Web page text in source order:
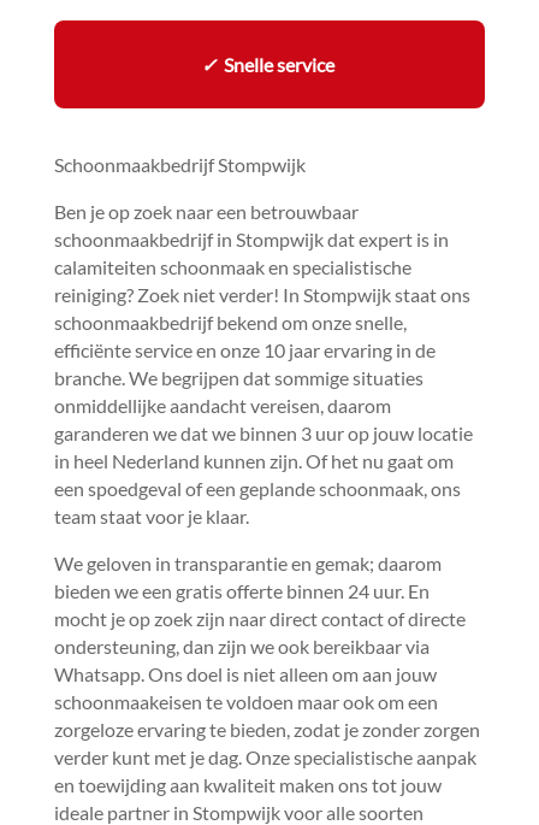
✓Snelle service
Schoonmaakbedrijf Stompwijk
Ben je op zoek naar een betrouwbaar
schoonmaakbedrijf in Stompwijk dat expert is in
calamiteiten schoonmaak en specialistische
reiniging? Zoek niet verder! In Stompwijk staat ons
schoonmaakbedrijf bekend om onze snelle,
efficiënte service en onze 10 jaar ervaring in de
branche.​ We begrijpen dat sommige situaties
onmiddellijke aandacht vereisen, daarom
garanderen we dat we binnen 3 uur op jouw locatie
in heel Nederland kunnen zijn.​ Of het nu gaat om
een spoedgeval of een geplande schoonmaak, ons
team staat voor je klaar.​
We geloven in transparantie en gemak; daarom
bieden we een gratis offerte binnen 24 uur.​ En
mocht je op zoek zijn naar direct contact of directe
ondersteuning, dan zijn we ook bereikbaar via
Whatsapp.​ Ons doel is niet alleen om aan jouw
schoonmaakeisen te voldoen maar ook om een
zorgeloze ervaring te bieden, zodat je zonder zorgen
verder kunt met je dag.​ Onze specialistische aanpak
en toewijding aan kwaliteit maken ons tot jouw
ideale partner in Stompwijk voor alle soorten